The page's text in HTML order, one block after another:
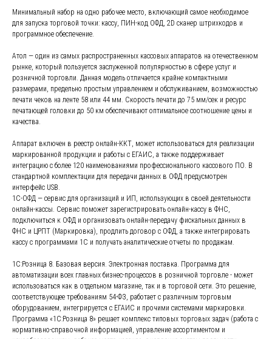
Минимальный набор на одно рабочее место, включающий самое необходимое
для запуска торговой точки: кассу, ПИН-код ОФД, 2D сканер штрихкодов и
программное обеспечение.
Атол — один из самых распространенных кассовых аппаратов на отечественном
рынке, который пользуется заслуженной популярностью в сфере услуг и
розничной торговли. Данная модель отличается крайне компактными
размерами, предельно простым управлением и обслуживанием, возможностью
печати чеков на ленте 58 или 44 мм. Скорость печати до 75 мм/сек и ресурс
печатающей головки до 50 км обеспечивают оптимальное соотношение цены и
качества.
Аппарат включен в реестр онлайн-ККТ, может использоваться для реализации
маркированной продукции и работы с ЕГАИС, а также поддерживает
интеграцию с более 120 наименованиями профессионального кассового ПО. В
стандартной комплектации для передачи данных в ОФД предусмотрен
интерфейс USB.
1С-ОФД — сервис для организаций и ИП, использующих в своей деятельности
онлайн-кассы. Сервис поможет зарегистрировать онлайн-кассу в ФНС,
подключиться к ОФД и организовать онлайн-передачу фискальных данных в
ФНС и ЦРПТ (Маркировка), продлить договор с ОФД, а также интегрировать
кассу с программами 1С и получать аналитические отчеты по продажам.
1С:Розница 8. Базовая версия. Электронная поставка. Программа для
автоматизации всех главных бизнес-процессов в розничной торговле - может
использоваться как в отдельном магазине, так и в торговой сети. Это решение,
соответствующее требованиям 54-ФЗ, работает с различным торговым
оборудованием, интегрируется с ЕГАИС и прочими системами маркировки.
Программа «1С:Розница 8» решает комплекс типовых торговых задач (работа с
нормативно-справочной информацией, управление ассортиментом и